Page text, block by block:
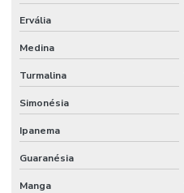
Ervália
Medina
Turmalina
Simonésia
Ipanema
Guaranésia
Manga